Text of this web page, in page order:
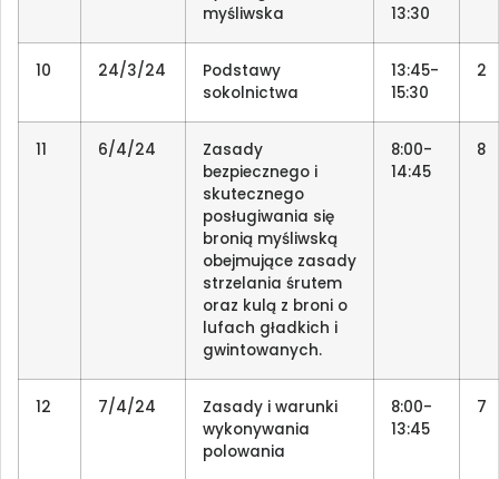
myśliwska
13:30
10 24/3/24
Podstawy
sokolnictwa
13:45-
15:30
2
11 6/4/24
Zasady
bezpiecznego i
skutecznego
posługiwania się
bronią myśliwską
obejmujące zasady
strzelania śrutem
oraz kulą z broni o
lufach gładkich i
gwintowanych.
8:00-
14:45
8
12 7/4/24
Zasady i warunki
wykonywania
polowania
8:00-
13:45
7